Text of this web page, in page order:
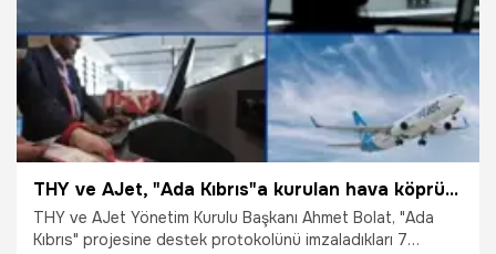
THY ve AJet, "Ada Kıbrıs"a kurulan hava köprüsüyle 100 bin turisti Kuzey Kıbrıs'a taşıdı
THY ve AJet Yönetim Kurulu Başkanı Ahmet Bolat, "Ada
Kıbrıs" projesine destek protokolünü imzaladıkları 7